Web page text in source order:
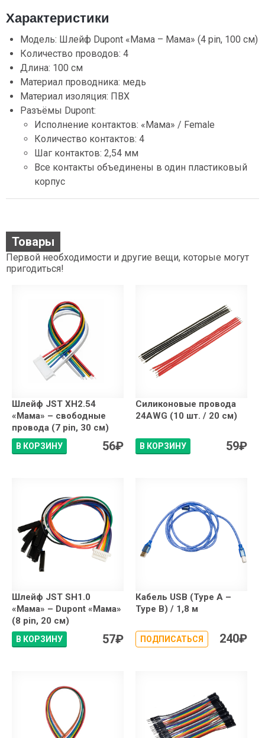
Характеристики
Модель: Шлейф Dupont «Мама – Мама» (4 pin, 100 см)
Количество проводов: 4
Длина: 100 см
Материал проводника: медь
Материал изоляция: ПВХ
Разъёмы Dupont:
Исполнение контактов: «Мама» / Female
Количество контактов: 4
Шаг контактов: 2,54 мм
Все контакты объединены в один пластиковый
корпус
Товары
Первой необходимости и другие вещи, которые могут
пригодиться!
Шлейф JST XH2.54
«Мама» – свободные
провода (7 pin, 30 см)
В КОРЗИНУ 56₽
Силиконовые провода
24AWG (10 шт. / 20 см)
В КОРЗИНУ 59₽
Шлейф JST SH1.0
«Мама» – Dupont «Мама»
(8 pin, 20 см)
В КОРЗИНУ 57₽
Кабель USB (Type A –
Type B) / 1,8 м
ПОДПИСАТЬСЯ 240₽